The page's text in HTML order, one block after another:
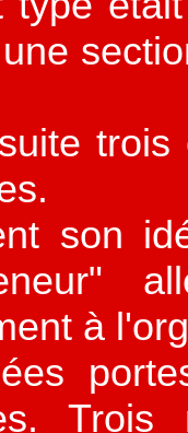
trois
son
à
portes
Trois